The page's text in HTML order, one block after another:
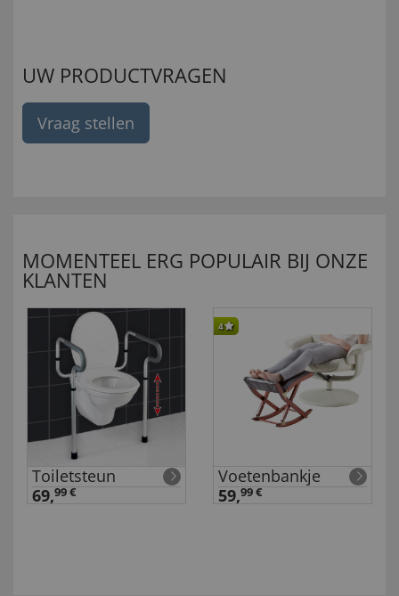
UW PRODUCTVRAGEN
Vraag stellen
MOMENTEEL ERG POPULAIR BIJ ONZE
KLANTEN
Toiletsteun
69,99 €
4
Voetenbankje
59,99 €